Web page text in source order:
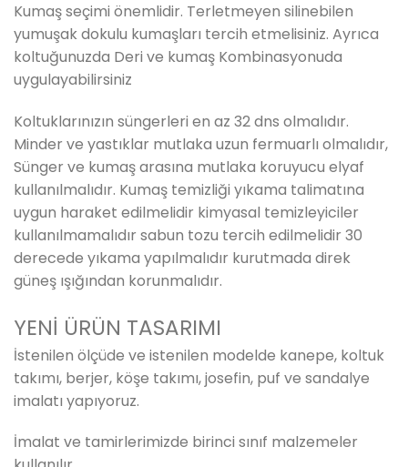
Kumaş seçimi önemlidir. Terletmeyen silinebilen
yumuşak dokulu kumaşları tercih etmelisiniz. Ayrıca
koltuğunuzda Deri ve kumaş Kombinasyonuda
uygulayabilirsiniz
Koltuklarınızın süngerleri en az 32 dns olmalıdır.
Minder ve yastıklar mutlaka uzun fermuarlı olmalıdır,
Sünger ve kumaş arasına mutlaka koruyucu elyaf
kullanılmalıdır. Kumaş temizliği yıkama talimatına
uygun haraket edilmelidir kimyasal temizleyiciler
kullanılmamalıdır sabun tozu tercih edilmelidir 30
derecede yıkama yapılmalıdır kurutmada direk
güneş ışığından korunmalıdır.
YENİ ÜRÜN TASARIMI
İstenilen ölçüde ve istenilen modelde kanepe, koltuk
takımı, berjer, köşe takımı, josefin, puf ve sandalye
imalatı yapıyoruz.
İmalat ve tamirlerimizde birinci sınıf malzemeler